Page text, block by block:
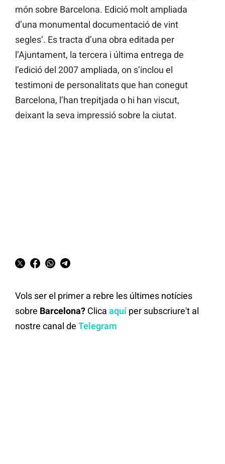
món sobre Barcelona. Edició molt ampliada
d’una monumental documentació de vint
segles’. Es tracta d’una obra editada per
l’Ajuntament, la tercera i última entrega de
l’edició del 2007 ampliada, on s’inclou el
testimoni de personalitats que han conegut
Barcelona, l’han trepitjada o hi han viscut,
deixant la seva impressió sobre la ciutat.
Vols ser el primer a rebre les últimes notícies
sobre Barcelona? Clica aquíper subscriure't al
nostre canal de Telegram